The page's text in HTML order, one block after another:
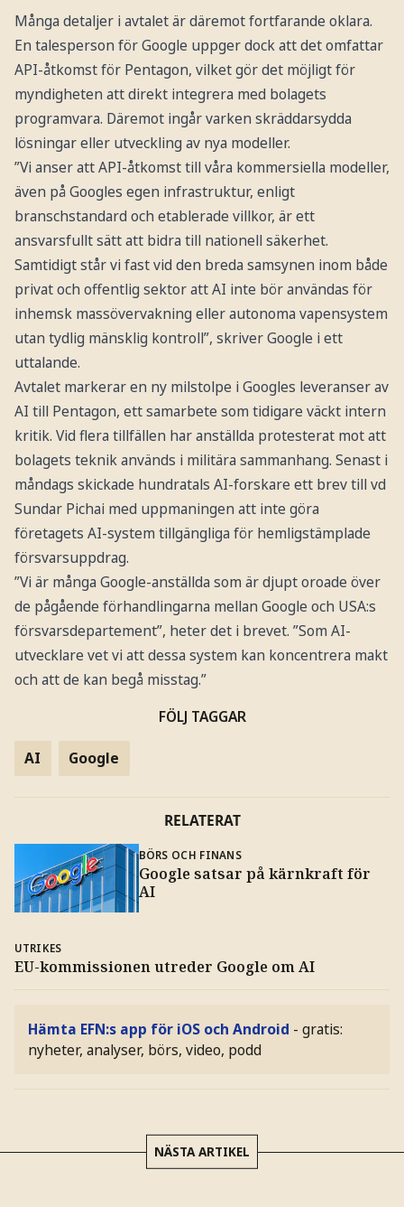
Många detaljer i avtalet är däremot fortfarande oklara.
En talesperson för Google uppger dock att det omfattar
API-åtkomst för Pentagon, vilket gör det möjligt för
myndigheten att direkt integrera med bolagets
programvara. Däremot ingår varken skräddarsydda
lösningar eller utveckling av nya modeller.
”Vi anser att API-åtkomst till våra kommersiella modeller,
även på Googles egen infrastruktur, enligt
branschstandard och etablerade villkor, är ett
ansvarsfullt sätt att bidra till nationell säkerhet.
Samtidigt står vi fast vid den breda samsynen inom både
privat och offentlig sektor att AI inte bör användas för
inhemsk massövervakning eller autonoma vapensystem
utan tydlig mänsklig kontroll”, skriver Google i ett
uttalande.
Avtalet markerar en ny milstolpe i Googles leveranser av
AI till Pentagon, ett samarbete som tidigare väckt intern
kritik. Vid flera tillfällen har anställda protesterat mot att
bolagets teknik används i militära sammanhang. Senast i
måndags skickade hundratals AI-forskare ett brev till vd
Sundar Pichai med uppmaningen att inte göra
företagets AI-system tillgängliga för hemligstämplade
försvarsuppdrag.
”Vi är många Google-anställda som är djupt oroade över
de pågående förhandlingarna mellan Google och USA:s
försvarsdepartement”, heter det i brevet. ”Som AI-
utvecklare vet vi att dessa system kan koncentrera makt
och att de kan begå misstag.”
FÖLJ TAGGAR
AI Google
RELATERAT
BÖRS OCH FINANS
Google satsar på kärnkraft för
AI
UTRIKES
EU-kommissionen utreder Google om AI
Hämta EFN:s app för iOS och Android - gratis:
nyheter, analyser, börs, video, podd
NÄSTA ARTIKEL